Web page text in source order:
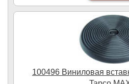
100496 Виниловая